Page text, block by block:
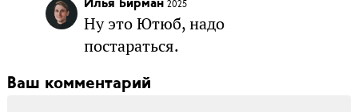
Илья Бирман 2025
Ну это Ютюб, надо
постараться.
Ваш комментарий